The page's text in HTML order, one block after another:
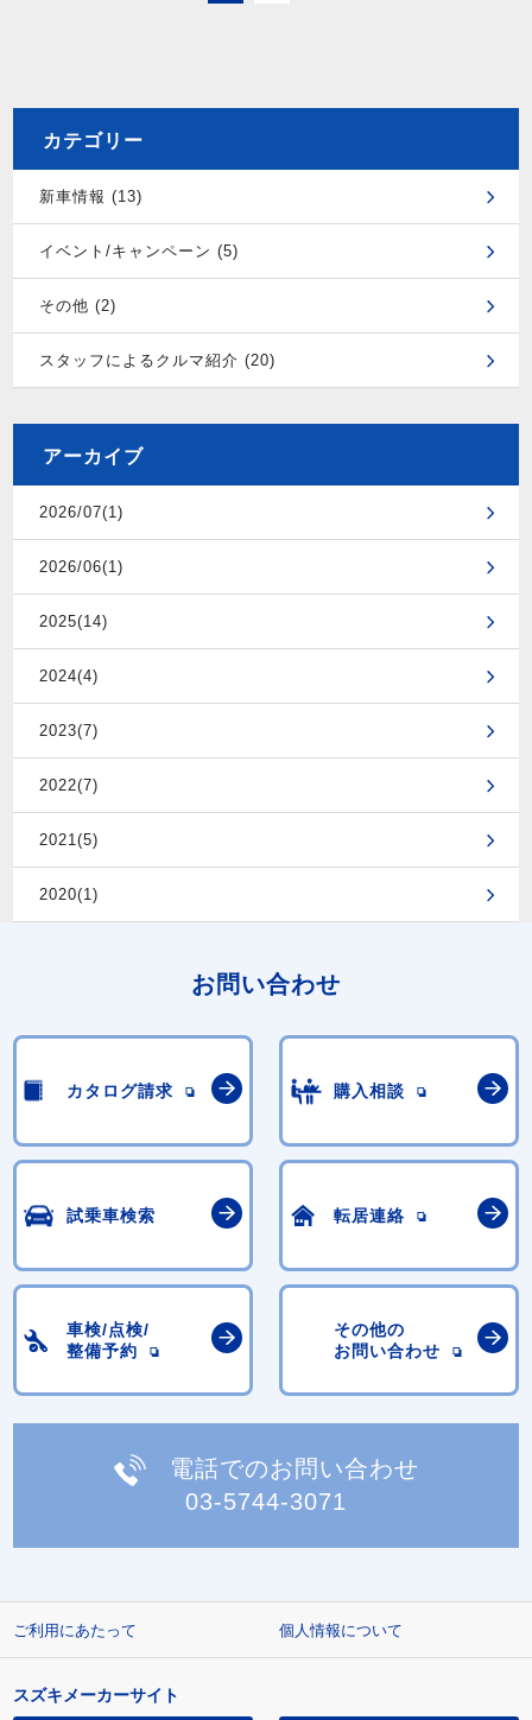
カテゴリー
新車情報 (13)
イベント/キャンペーン (5)
その他 (2)
スタッフによるクルマ紹介 (20)
アーカイブ
2026/07(1)
2026/06(1)
2025(14)
2024(4)
2023(7)
2022(7)
2021(5)
2020(1)
お問い合わせ
カタログ請求 購入相談
試乗車検索 転居連絡
車検/点検/
整備予約
その他の
お問い合わせ
電話でのお問い合わせ
03-5744-3071
ご利用にあたって 個人情報について
スズキメーカーサイト